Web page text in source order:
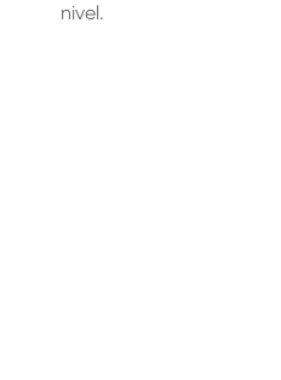
nivel.